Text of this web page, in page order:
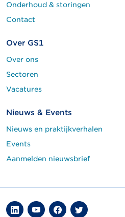
Onderhoud & storingen
Contact
Over GS1
Over ons
Sectoren
Vacatures
Nieuws & Events
Nieuws en praktijkverhalen
Events
Aanmelden nieuwsbrief